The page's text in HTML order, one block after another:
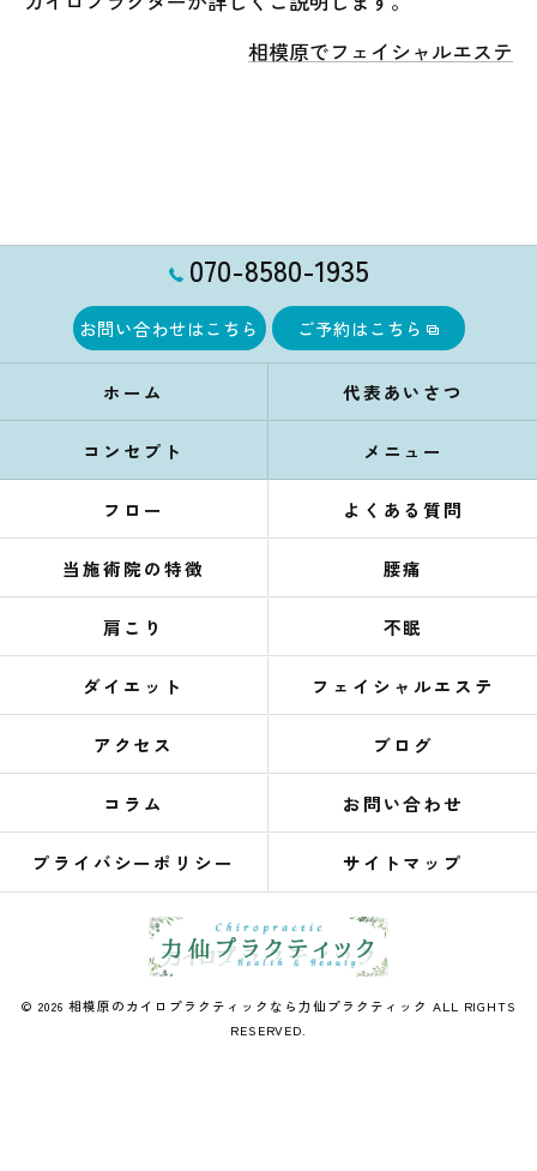
相模原でフェイシャルエステ
070-8580-1935
お問い合わせはこちら ご予約はこちら
ホーム 代表あいさつ
コンセプト メニュー
フロー よくある質問
当施術院の特徴 腰痛
肩こり 不眠
ダイエット フェイシャルエステ
アクセス ブログ
コラム お問い合わせ
プライバシーポリシー サイトマップ
© 2026 相模原のカイロプラクティックなら力仙プラクティック ALL RIGHTS
RESERVED.